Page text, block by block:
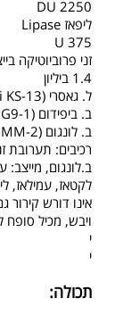
2250 DU
ליפאז Lipase‏
375 U
זני פרוביוטיקה
1.4 ביליון
ל. גאסרי‏ (Lactobacillus gasseri KS-13)‏
ב. ביפידום‏ (Bifidobacterium bifidum G9-1)‏
ב. לונגום‏ (Bifidobacterium longum MM-2)‏
רכיבים: תערובת
ב.לונגום, מייצב:
לקטאז, עמילאז,
אינו דורש
ויבש, מכיל סופח
י
י
תכולה: